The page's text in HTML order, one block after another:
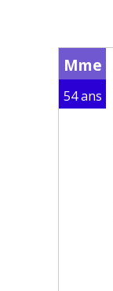
Mme
54 ans